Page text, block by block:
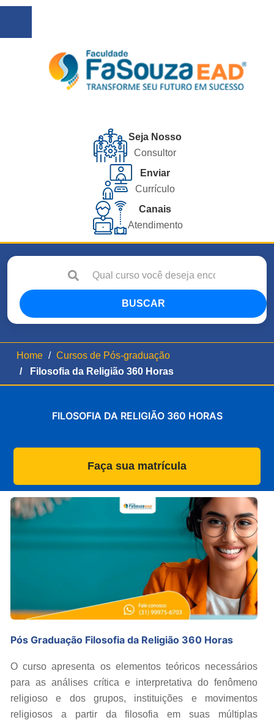
Seja Nosso
Consultor
Enviar
Currículo
Canais
Atendimento
BUSCAR
Home
Cursos de Pós-graduação
Filosofia da Religião 360 Horas
FILOSOFIA DA RELIGIÃO 360 HORAS
Faça sua matrícula
Pós Graduação Filosofia da Religião 360 Horas
O curso apresenta os elementos teóricos necessários
para as análises crítica e interpretativa do fenômeno
religioso e dos grupos, instituições e movimentos
religiosos a partir da filosofia em suas múltiplas